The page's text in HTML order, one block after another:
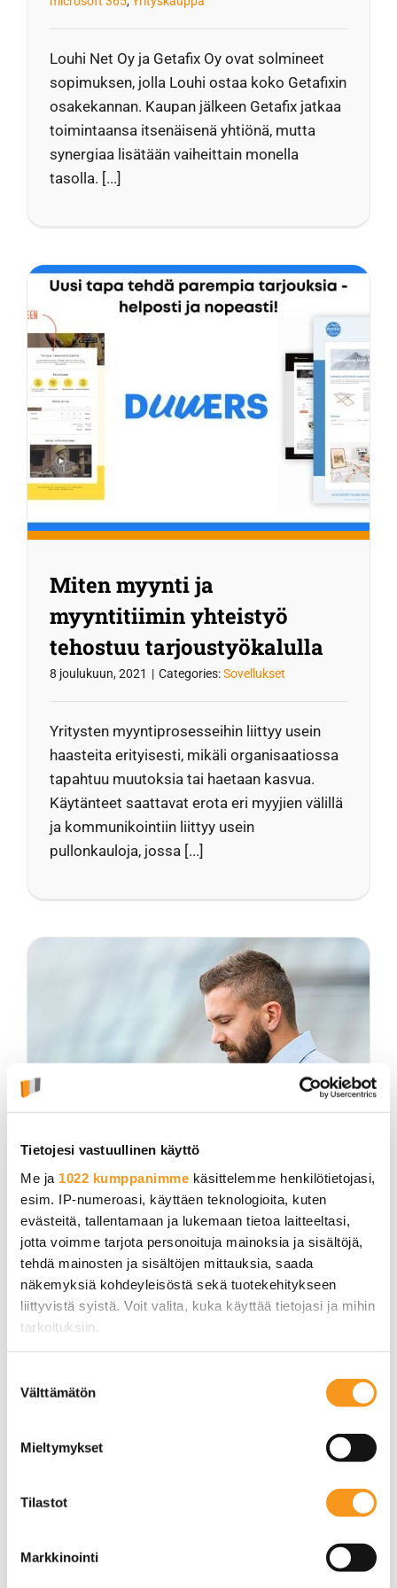
Tietojesi vastuullinen käyttö
Me ja 1022 kumppanimme käsittelemme henkilötietojasi,
esim. IP-numeroasi, käyttäen teknologioita, kuten
evästeitä, tallentamaan ja lukemaan tietoa laitteeltasi,
jotta voimme tarjota personoituja mainoksia ja sisältöjä,
tehdä mainosten ja sisältöjen mittauksia, saada
näkemyksiä kohdeyleisöstä sekä tuotekehitykseen
liittyvistä syistä. Voit valita, kuka käyttää tietojasi ja mihin
tarkoituksiin.
Kerätä tietoja maantieteellisestä sijainnistasi,
ominaispiirteitä aktiivisesti (sormenjäljen
Lue lisää siitä, miten henkilötietojasi käsitellään ja miten
evästeilmoituksessa.
valinta
Välttämätön
Mieltymykset
Tilastot
Markkinointi
Louhi Net Oy ja Getafix Oy ovat solmineet
sopimuksen, jolla Louhi ostaa koko Getafixin
osakekannan. Kaupan jälkeen Getafix jatkaa
toimintaansa itsenäisenä yhtiönä, mutta
synergiaa lisätään vaiheittain monella
tasolla. [...]
Miten myynti ja
myyntitiimin yhteistyö
tehostuu tarjoustyökalulla
8 joulukuun, 2021 | Categories:Sovellukset
Yritysten myyntiprosesseihin liittyy usein
haasteita erityisesti, mikäli organisaatiossa
tapahtuu muutoksia tai haetaan kasvua.
Käytänteet saattavat erota eri myyjien välillä
ja kommunikointiin liittyy usein
pullonkauloja, jossa [...]
Uutta: Louhelta on tulossa
elokuussa Duuers-
tarjoustyökalu 10 kertaa
nopeampaan
tarjoustyöskentelyyn
tehokkaan Duuers-tarjoustyökalun. Duuersin
tarjouspohjiin – käyttö ei vaadi teknistä